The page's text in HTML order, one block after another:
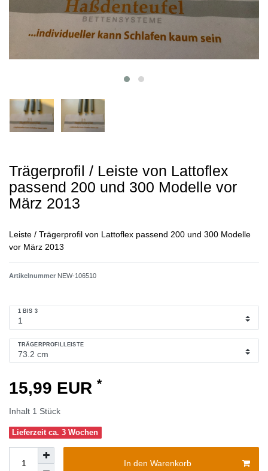
Trägerprofil / Leiste von Lattoflex
passend 200 und 300 Modelle vor
März 2013
Leiste / Trägerprofil von Lattoflex passend 200 und 300 Modelle
vor März 2013
Artikelnummer NEW-106510
1 BIS 3
TRÄGERPROFILLEISTE
15,99 EUR *
Inhalt 1 Stück
Lieferzeit ca. 3 Wochen
In den Warenkorb